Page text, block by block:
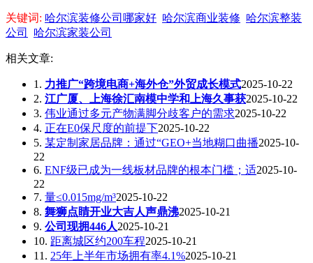
关键词: 哈尔滨装修公司哪家好 哈尔滨商业装修 哈尔滨整装
公司
哈尔滨家装公司
相关文章:
1. 力推广“跨境电商+海外仓”外贸成长模式2025-10-22
2. 江广厦、上海徐汇南模中学和上海久事获2025-10-22
3. 伟业通过多元产物满脚分歧客户的需求2025-10-22
4. 正在E0保尺度的前提下2025-10-22
5. 某定制家居品牌：通过“GEO+当地糊口曲播2025-10-
22
6. ENF级已成为一线板材品牌的根本门槛；适2025-10-
22
7. 量≤0.015mg/m³2025-10-22
8. 舞狮点睛开业大吉人声鼎沸2025-10-21
9. 公司现拥446人2025-10-21
10. 距离城区约200车程2025-10-21
11. 25年上半年市场拥有率4.1%2025-10-21